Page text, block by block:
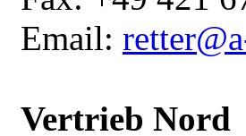
Email:
Vertrieb Nord